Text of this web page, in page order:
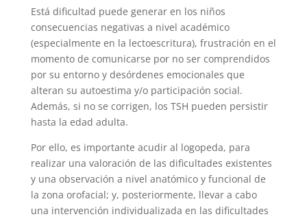
Está dificultad puede generar en los niños
consecuencias negativas a nivel académico
(especialmente en la lectoescritura), frustración en el
momento de comunicarse por no ser comprendidos
por su entorno y desórdenes emocionales que
alteran su autoestima y/o participación social.
Además, si no se corrigen, los TSH pueden persistir
hasta la edad adulta.
Por ello, es importante acudir al logopeda, para
realizar una valoración de las dificultades existentes
y una observación a nivel anatómico y funcional de
la zona orofacial; y, posteriormente, llevar a cabo
una intervención individualizada en las dificultades